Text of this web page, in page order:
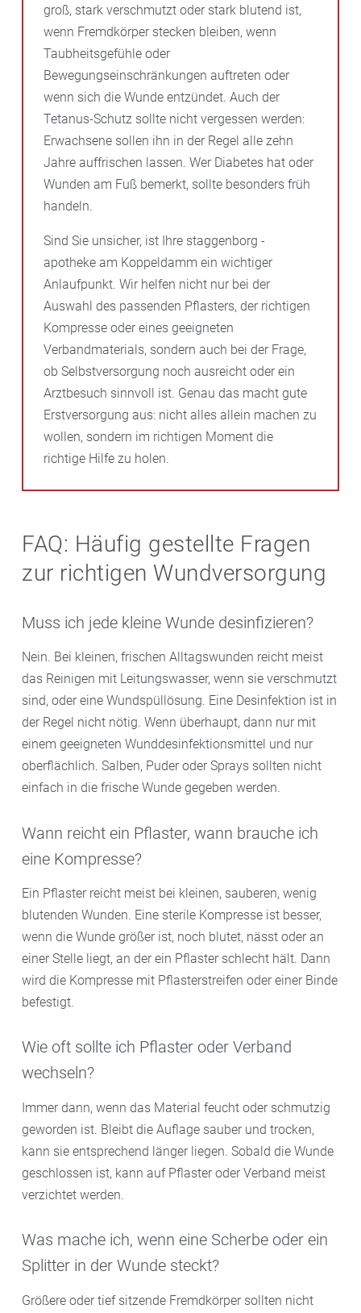
groß, stark verschmutzt oder stark blutend ist,
wenn Fremdkörper stecken bleiben, wenn
Taubheitsgefühle oder
Bewegungseinschränkungen auftreten oder
wenn sich die Wunde entzündet. Auch der
Tetanus-Schutz sollte nicht vergessen werden:
Erwachsene sollen ihn in der Regel alle zehn
Jahre auffrischen lassen. Wer Diabetes hat oder
Wunden am Fuß bemerkt, sollte besonders früh
handeln.
Sind Sie unsicher, ist Ihre staggenborg -
apotheke am Koppeldamm ein wichtiger
Anlaufpunkt. Wir helfen nicht nur bei der
Auswahl des passenden Pflasters, der richtigen
Kompresse oder eines geeigneten
Verbandmaterials, sondern auch bei der Frage,
ob Selbstversorgung noch ausreicht oder ein
Arztbesuch sinnvoll ist. Genau das macht gute
Erstversorgung aus: nicht alles allein machen zu
wollen, sondern im richtigen Moment die
richtige Hilfe zu holen.
FAQ: Häufig gestellte Fragen
zur richtigen Wundversorgung
Muss ich jede kleine Wunde desinfizieren?
Nein. Bei kleinen, frischen Alltagswunden reicht meist
das Reinigen mit Leitungswasser, wenn sie verschmutzt
sind, oder eine Wundspüllösung. Eine Desinfektion ist in
der Regel nicht nötig. Wenn überhaupt, dann nur mit
einem geeigneten Wunddesinfektionsmittel und nur
oberflächlich. Salben, Puder oder Sprays sollten nicht
einfach in die frische Wunde gegeben werden.
Wann reicht ein Pflaster, wann brauche ich
eine Kompresse?
Ein Pflaster reicht meist bei kleinen, sauberen, wenig
blutenden Wunden. Eine sterile Kompresse ist besser,
wenn die Wunde größer ist, noch blutet, nässt oder an
einer Stelle liegt, an der ein Pflaster schlecht hält. Dann
wird die Kompresse mit Pflasterstreifen oder einer Binde
befestigt.
Wie oft sollte ich Pflaster oder Verband
wechseln?
Immer dann, wenn das Material feucht oder schmutzig
geworden ist. Bleibt die Auflage sauber und trocken,
kann sie entsprechend länger liegen. Sobald die Wunde
geschlossen ist, kann auf Pflaster oder Verband meist
verzichtet werden.
Was mache ich, wenn eine Scherbe oder ein
Splitter in der Wunde steckt?
Größere oder tief sitzende Fremdkörper sollten nicht